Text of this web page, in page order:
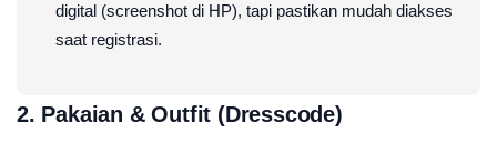
digital (screenshot di HP), tapi pastikan mudah diakses
saat registrasi.
2. Pakaian & Outfit (Dresscode)